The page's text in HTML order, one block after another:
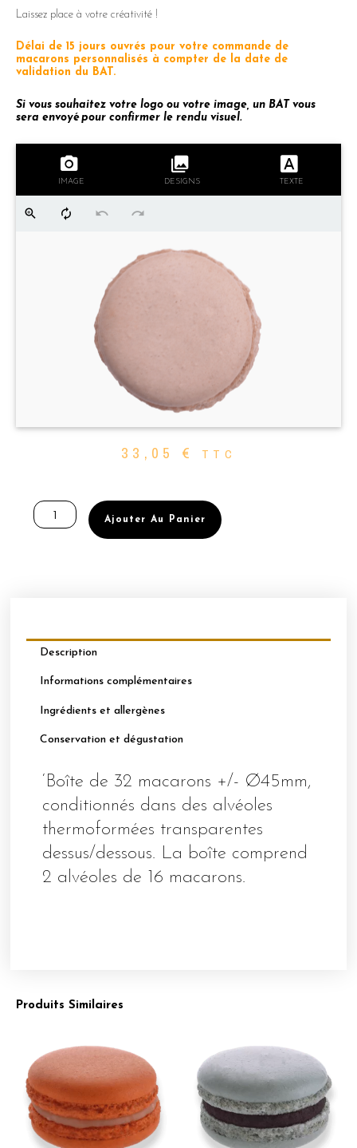
Laissez place à votre créativité !
Délai de 15 jours ouvrés pour votre commande de
macarons personnalisés à compter de la date de
validation du BAT.
Si vous souhaitez votre logo ou votre image, un BAT vous
sera envoyé pour confirmer le rendu visuel.
IMAGE DESIGNS TEXTE
33,05 € TTC
de
BOÎTE
AUX
FRAISES
Ajouter Au Panier
Description
Informations complémentaires
Ingrédients et allergènes
Conservation et dégustation
‘Boîte de 32 macarons +/- Ø45mm,
conditionnés dans des alvéoles
thermoformées transparentes
dessus/dessous. La boîte comprend
2 alvéoles de 16 macarons.
Produits Similaires